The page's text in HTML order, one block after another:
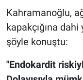
Kahramanoğlu,
kapakçığına
şöyle konuştu:
"Endokardit